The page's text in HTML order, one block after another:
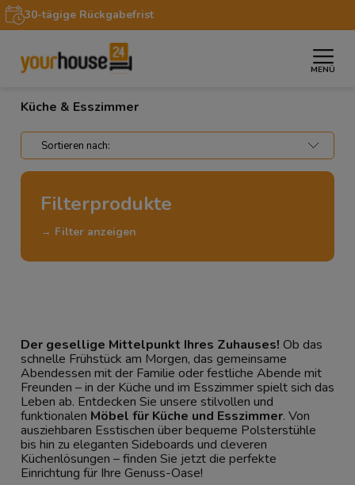
30-tägige Rückgabefrist
MENÜ
Startseite » Wohnbereiche
Küche & Esszimmer
Filterprodukte
→ Filter anzeigen
Der gesellige Mittelpunkt Ihres Zuhauses! Ob das
schnelle Frühstück am Morgen, das gemeinsame
Abendessen mit der Familie oder festliche Abende mit
Freunden – in der Küche und im Esszimmer spielt sich das
Leben ab. Entdecken Sie unsere stilvollen und
funktionalen Möbel für Küche und Esszimmer. Von
ausziehbaren Esstischen über bequeme Polsterstühle
bis hin zu eleganten Sideboards und cleveren
Küchenlösungen – finden Sie jetzt die perfekte
Einrichtung für Ihre Genuss-Oase!